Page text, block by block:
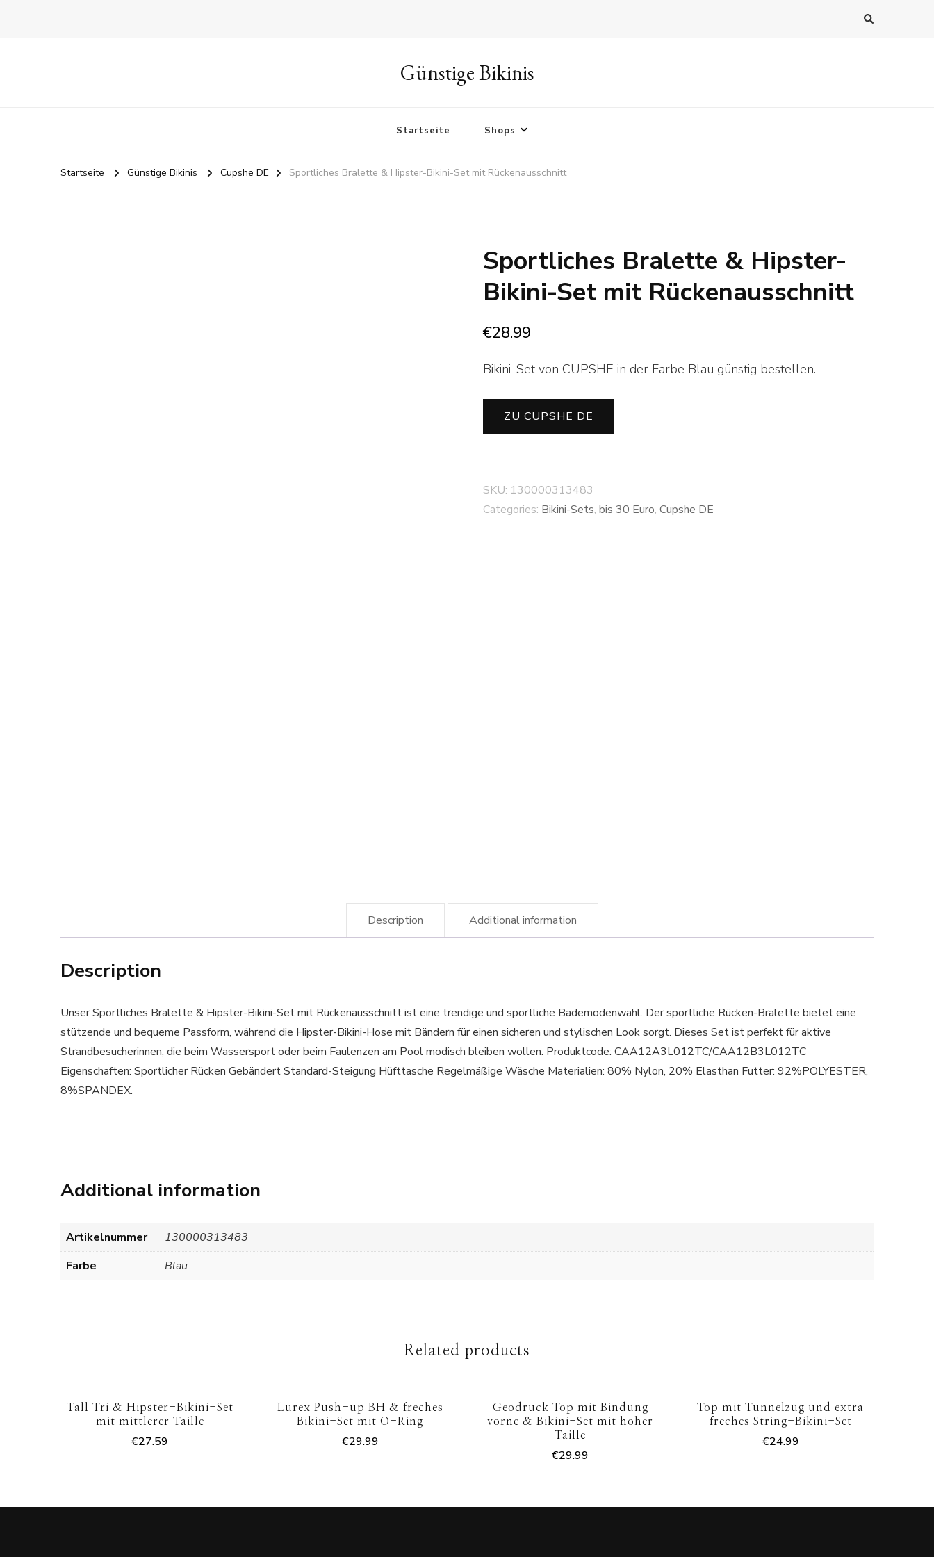
Günstige Bikinis
Startseite Shops
Startseite Günstige Bikinis Cupshe DE Sportliches Bralette & Hipster-Bikini-Set mit Rückenausschnitt
Sportliches Bralette & Hipster-
Bikini-Set mit Rückenausschnitt
€28.99
Bikini-Set von CUPSHE in der Farbe Blau günstig bestellen.
ZU CUPSHE DE
SKU: 130000313483
Categories: Bikini-Sets,bis 30 Euro,Cupshe DE
Description Additional information
Description
Unser Sportliches Bralette & Hipster-Bikini-Set mit Rückenausschnitt ist eine trendige und sportliche Bademodenwahl. Der sportliche Rücken-Bralette bietet eine
stützende und bequeme Passform, während die Hipster-Bikini-Hose mit Bändern für einen sicheren und stylischen Look sorgt. Dieses Set ist perfekt für aktive
Strandbesucherinnen, die beim Wassersport oder beim Faulenzen am Pool modisch bleiben wollen. Produktcode: CAA12A3L012TC/CAA12B3L012TC
Eigenschaften: Sportlicher Rücken Gebändert Standard-Steigung Hüfttasche Regelmäßige Wäsche Materialien: 80% Nylon, 20% Elasthan Futter: 92%POLYESTER,
8%SPANDEX.
Additional information
Artikelnummer
130000313483
Farbe
Blau
Related products
Tall Tri & Hipster-Bikini-Set
mit mittlerer Taille
€27.59
Lurex Push-up BH & freches
Bikini-Set mit O-Ring
€29.99
Geodruck Top mit Bindung
vorne & Bikini-Set mit hoher
Taille
€29.99
Top mit Tunnelzug und extra
freches String-Bikini-Set
€24.99